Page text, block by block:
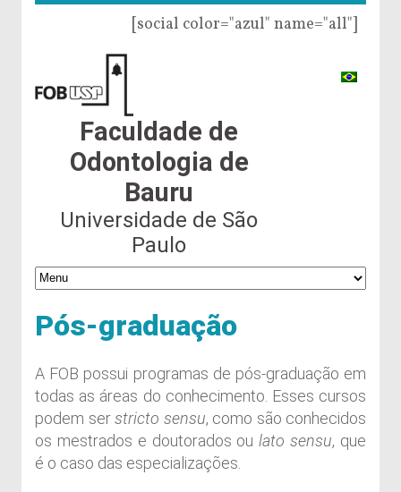
[social color="azul" name="all"]
Faculdade de
Odontologia de
Bauru
Universidade de São
Paulo
Pós-graduação
A FOB possui programas de pós-graduação em
todas as áreas do conhecimento. Esses cursos
podem serstricto sensu, como são conhecidos
os mestrados e doutorados oulato sensu, que
é o caso das especializações.